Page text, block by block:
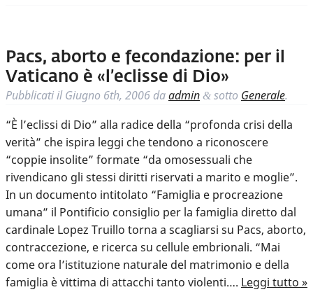
Pacs, aborto e fecondazione: per il
Vaticano è «l’eclisse di Dio»
Pubblicati ilGiugno 6th, 2006 daadmin & sotto Generale.
“È l’eclissi di Dio” alla radice della “profonda crisi della
verità” che ispira leggi che tendono a riconoscere
“coppie insolite” formate “da omosessuali che
rivendicano gli stessi diritti riservati a marito e moglie”.
In un documento intitolato “Famiglia e procreazione
umana” il Pontificio consiglio per la famiglia diretto dal
cardinale Lopez Truillo torna a scagliarsi su Pacs, aborto,
contraccezione, e ricerca su cellule embrionali. “Mai
come ora l’istituzione naturale del matrimonio e della
famiglia è vittima di attacchi tanto violenti…. Leggi tutto »